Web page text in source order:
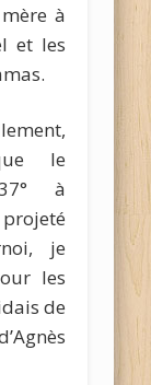
à
et les
le
à
je
les
de